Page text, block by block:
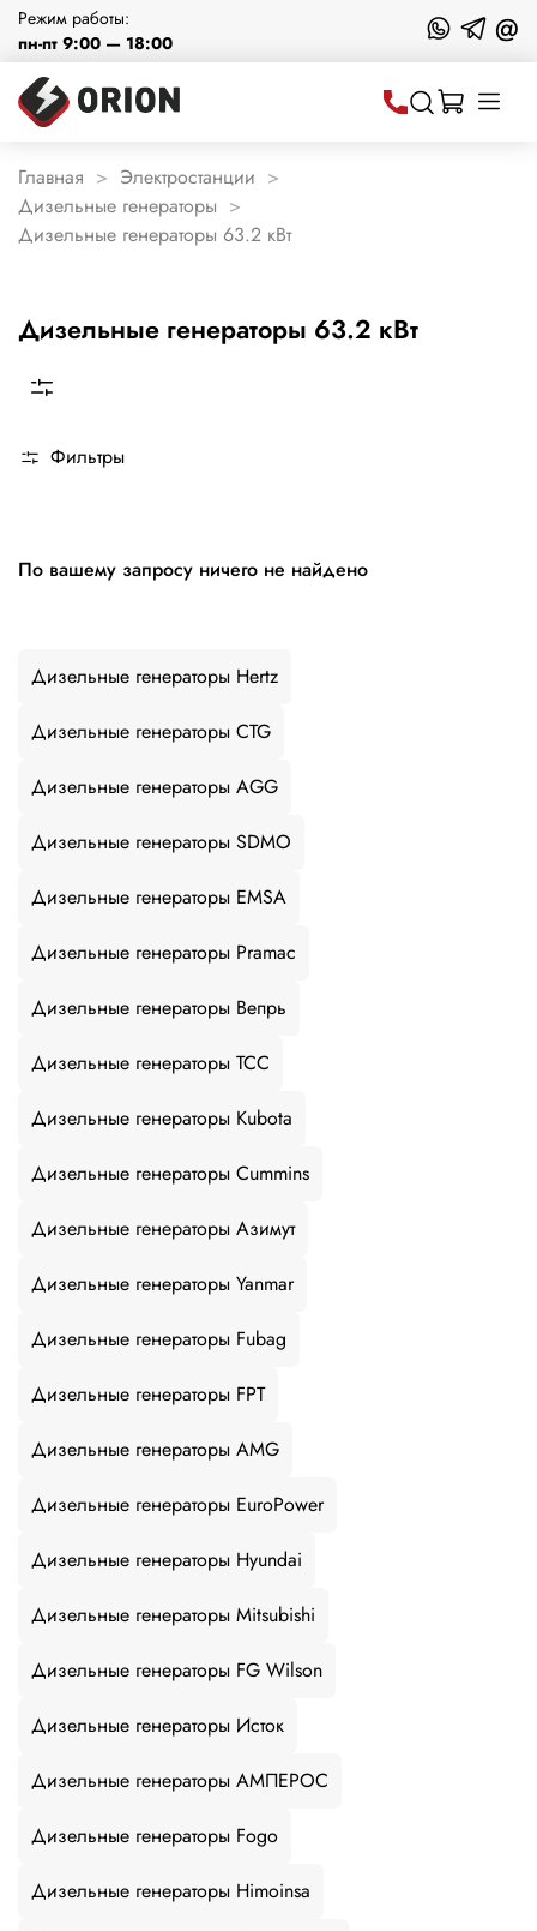
Режим работы:
пн-пт 9:00 — 18:00
@
Главная
Электростанции
Дизельные генераторы
Дизельные генераторы 63.2 кВт
Дизельные генераторы 63.2 кВт
Фильтры
По вашему запросу ничего не найдено
Дизельные генераторы Hertz
Дизельные генераторы CTG
Дизельные генераторы AGG
Дизельные генераторы SDMO
Дизельные генераторы EMSA
Дизельные генераторы Pramac
Дизельные генераторы Вепрь
Дизельные генераторы ТСС
Дизельные генераторы Kubota
Дизельные генераторы Cummins
Дизельные генераторы Азимут
Дизельные генераторы Yanmar
Дизельные генераторы Fubag
Дизельные генераторы FPT
Дизельные генераторы AMG
Дизельные генераторы EuroPower
Дизельные генераторы Hyundai
Дизельные генераторы Mitsubishi
Дизельные генераторы FG Wilson
Дизельные генераторы Исток
Дизельные генераторы АМПЕРОС
Дизельные генераторы Fogo
Дизельные генераторы Himoinsa